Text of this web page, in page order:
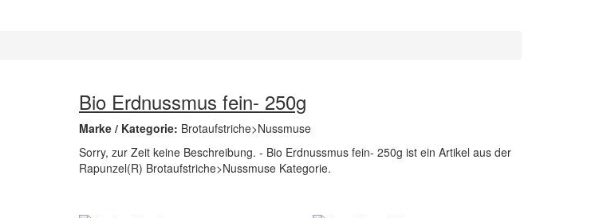
Bio Erdnussmus fein- 250g
Marke / Kategorie: Brotaufstriche>Nussmuse
Sorry, zur Zeit keine Beschreibung. - Bio Erdnussmus fein- 250g ist ein Artikel aus der
Rapunzel(R) Brotaufstriche>Nussmuse Kategorie.